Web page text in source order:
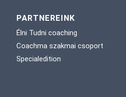
PARTNEREINK
Élni Tudni coaching
Coachma szakmai csoport
Specialedition